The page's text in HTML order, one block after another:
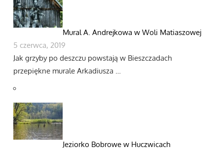
Mural A. Andrejkowa w Woli Matiaszowej
5 czerwca, 2019
Jak grzyby po deszczu powstają w Bieszczadach
przepiękne murale Arkadiusza …
Jeziorko Bobrowe w Huczwicach